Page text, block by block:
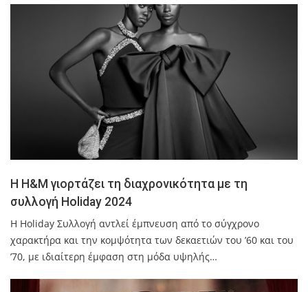
Η H&M γιορτάζει τη διαχρονικότητα με τη
συλλογή Holiday 2024
Η Holiday Συλλογή αντλεί έμπνευση από το σύγχρονο
χαρακτήρα και την κομψότητα των δεκαετιών του ’60 και του
’70, με ιδιαίτερη έμφαση στη μόδα υψηλής…